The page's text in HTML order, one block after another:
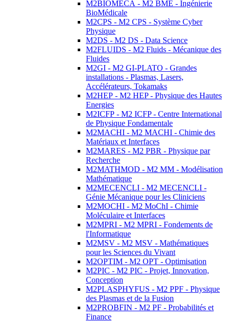
M2BIOMECA - M2 BME - Ingénierie
BioMédicale
M2CPS - M2 CPS - Système Cyber
Physique
M2DS - M2 DS - Data Science
M2FLUIDS - M2 Fluids - Mécanique des
Fluides
M2GI - M2 GI-PLATO - Grandes
installations - Plasmas, Lasers,
Accélérateurs, Tokamaks
M2HEP - M2 HEP - Physique des Hautes
Energies
M2ICFP - M2 ICFP - Centre International
de Physique Fondamentale
M2MACHI - M2 MACHI - Chimie des
Matériaux et Interfaces
M2MARES - M2 PBR - Physique par
Recherche
M2MATHMOD - M2 MM - Modélisation
Mathématique
M2MECENCLI - M2 MECENCLI -
Génie Mécanique pour les Cliniciens
M2MOCHI - M2 MoChI - Chimie
Moléculaire et Interfaces
M2MPRI - M2 MPRI - Fondements de
l'Informatique
M2MSV - M2 MSV - Mathématiques
pour les Sciences du Vivant
M2OPTIM - M2 OPT - Optimisation
M2PIC - M2 PIC - Projet, Innovation,
Conception
M2PLASPHYFUS - M2 PPF - Physique
des Plasmas et de la Fusion
M2PROBFIN - M2 PF - Probabilités et
Finance